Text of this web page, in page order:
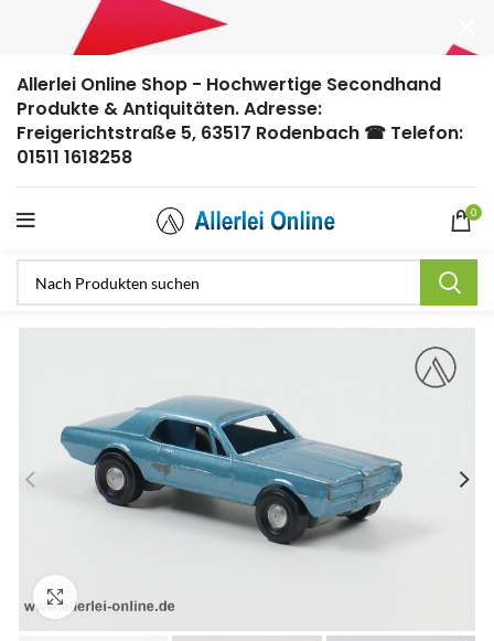
Allerlei Online Shop - Hochwertige Secondhand
Produkte & Antiquitäten. Adresse:
Freigerichtstraße 5, 63517 Rodenbach ☎ Telefon:
01511 1618258
0
Zum Vergrößern anklicken